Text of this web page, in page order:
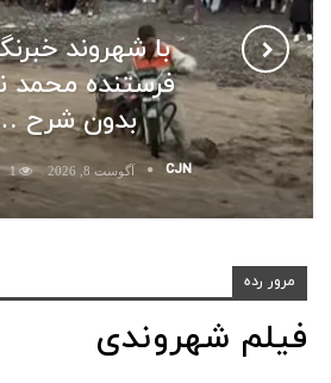
با شهروند
فرستنده محمد
بدون شرح
CJN آگوست 8, 2026 1
مرور رده
فیلم شهروندی